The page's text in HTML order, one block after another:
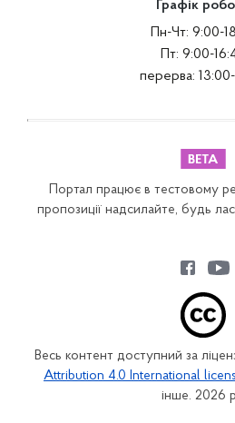
Графік
Пн-Чт: 9:00-
Пт: 9:00-
перерва:
Портал працює в тестовому
пропозиції надсилайте, будь
Весь контент доступний за
Attribution 4.0 International
інше. 2026